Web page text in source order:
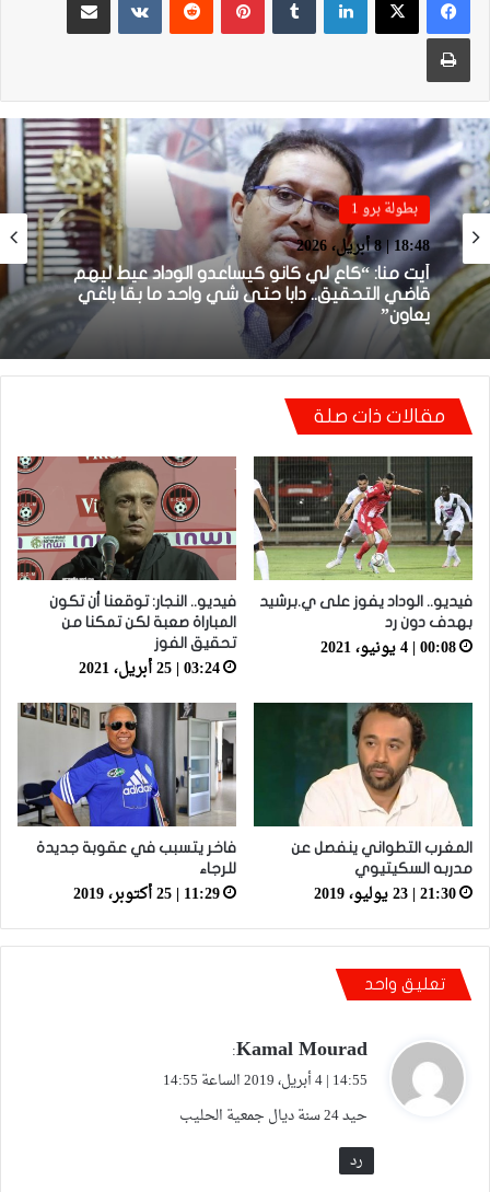
طباعة
بطولة برو 1
18:48 | 8 أبريل، 2026
أيت منا: “كاع لي كانو كيساعدو الوداد عيط ليهم
قاضي التحقيق.. دابا حتى شي واحد ما بقا باغي
بطولة برو 1
22:23 | 6 أبريل، 2026
توالي النتائج السلبية يلاحق الوداد الرياضي بعد
تعادل جديد أمام الدفاع الحسني الجديدي
مقالات ذات صلة
فيديو.. الوداد يفوز على ي.برشيد
بهدف دون رد
00:08 | 4 يونيو، 2021
فيديو.. النجار: توقعنا أن تكون
المباراة صعبة لكن تمكنا من
تحقيق الفوز
03:24 | 25 أبريل، 2021
المغرب التطواني ينفصل عن
مدربه السكيتيوي
21:30 | 23 يوليو، 2019
فاخر يتسبب في عقوبة جديدة
للرجاء
11:29 | 25 أكتوبر، 2019
تعليق واحد
ي
ق
ل
Kamal Mourad
:
14:55 | 4 أبريل، 2019 الساعة 14:55
حيد 24 سنة ديال جمعية الحليب
رد